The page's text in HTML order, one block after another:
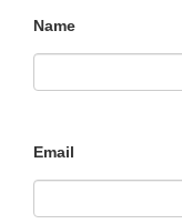
Name
Email